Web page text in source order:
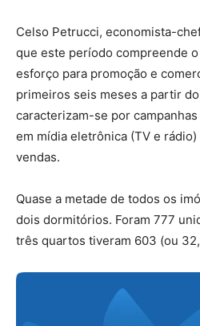
Celso Petrucci, economista-
que este período compreende
esforço para promoção e
primeiros seis meses a partir
caracterizam-se por
em mídia eletrônica (TV e
vendas.
Quase a metade de todos os
dois dormitórios. Foram 777
três quartos tiveram 603 (ou